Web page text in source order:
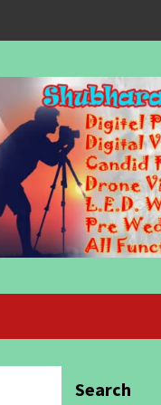
Search